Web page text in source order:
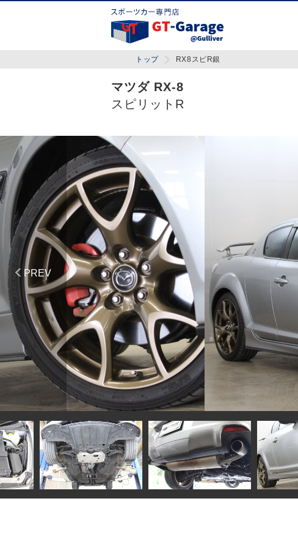
トップ RX8スピR銀
マツダ RX-8
スピリットR